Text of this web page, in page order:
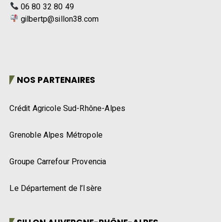
06 80 32 80 49
gilbertp@sillon38.com
NOS PARTENAIRES
Crédit Agricole Sud-Rhône-Alpes
Grenoble Alpes Métropole
Groupe Carrefour Provencia
Le Département de l’Isère